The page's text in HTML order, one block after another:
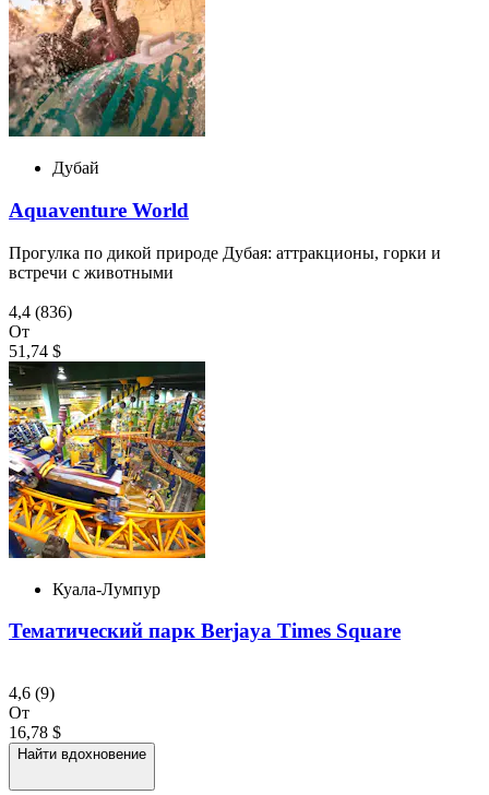
Дубай
Aquaventure World
Прогулка по дикой природе Дубая: аттракционы, горки и
встречи с животными
4,4 (836)
От
51,74 $
Куала-Лумпур
Тематический парк Berjaya Times Square
4,6 (9)
От
16,78 $
Найти вдохновение